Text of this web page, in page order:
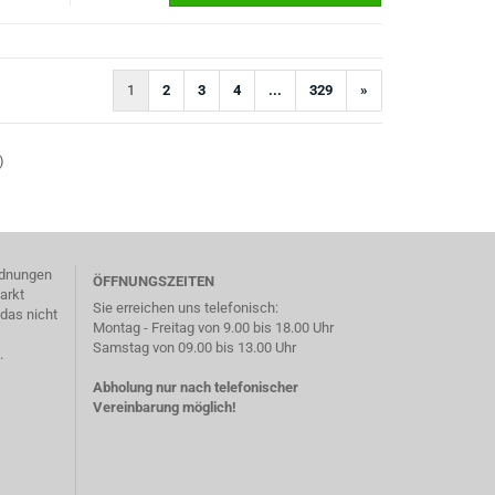
1 2 3 4 ... 329 »
nicht
ÖFFNUNGSZEITEN
Sie erreichen uns telefonisch:
Montag - Freitag von 9.00 bis 18.00 Uhr
Samstag von 09.00 bis 13.00 Uhr
Abholung nur nach telefonischer
Vereinbarung möglich!